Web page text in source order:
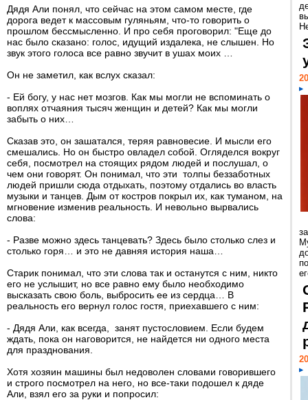
Дядя Али понял, что сейчас на этом самом месте, где
дорога ведет к массовым гуляньям, что-то говорить о
прошлом бессмысленно. И про себя проговорил: "Еще до
нас было сказано: голос, идущий издалека, не слышен. Но
звук этого голоса все равно звучит в ушах моих …
Он не заметил, как вслух сказал:
- Ей богу, у нас нет мозгов. Как мы могли не вспоминать о
воплях отчаяния тысяч женщин и детей? Как мы могли
забыть о них…
Сказав это, он зашатался, теряя равновесие. И мысли его
смешались. Но он быстро овладел собой. Огляделся вокруг
себя, посмотрел на стоящих рядом людей и послушал, о
чем они говорят. Он понимал, что эти толпы беззаботных
людей пришли сюда отдыхать, поэтому отдались во власть
музыки и танцев. Дым от костров покрыл их, как туманом, на
мгновение изменив реальность. И невольно вырвались
слова:
- Разве можно здесь танцевать? Здесь было столько слез и
столько горя… и это не давняя история наша…
Старик понимал, что эти слова так и останутся с ним, никто
его не услышит, но все равно ему было необходимо
высказать свою боль, выбросить ее из сердца… В
реальность его вернул голос гостя, приехавшего с ним:
- Дядя Али, как всегда, занят пустословием. Если будем
ждать, пока он наговорится, не найдется ни одного места
для празднования.
Хотя хозяин машины был недоволен словами говорившего
и строго посмотрел на него, но все-таки подошел к дяде
Али, взял его за руки и попросил: